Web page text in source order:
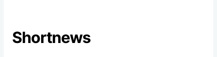
Shortnews